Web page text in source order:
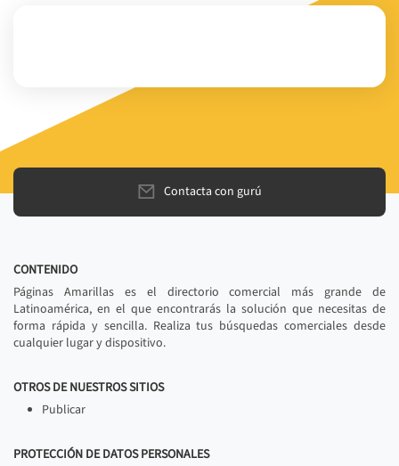
Contacta con gurú
CONTENIDO
Páginas Amarillas es el directorio comercial más grande de
Latinoamérica, en el que encontrarás la solución que necesitas de
forma rápida y sencilla. Realiza tus búsquedas comerciales desde
cualquier lugar y dispositivo.
OTROS DE NUESTROS SITIOS
Publicar
PROTECCIÓN DE DATOS PERSONALES